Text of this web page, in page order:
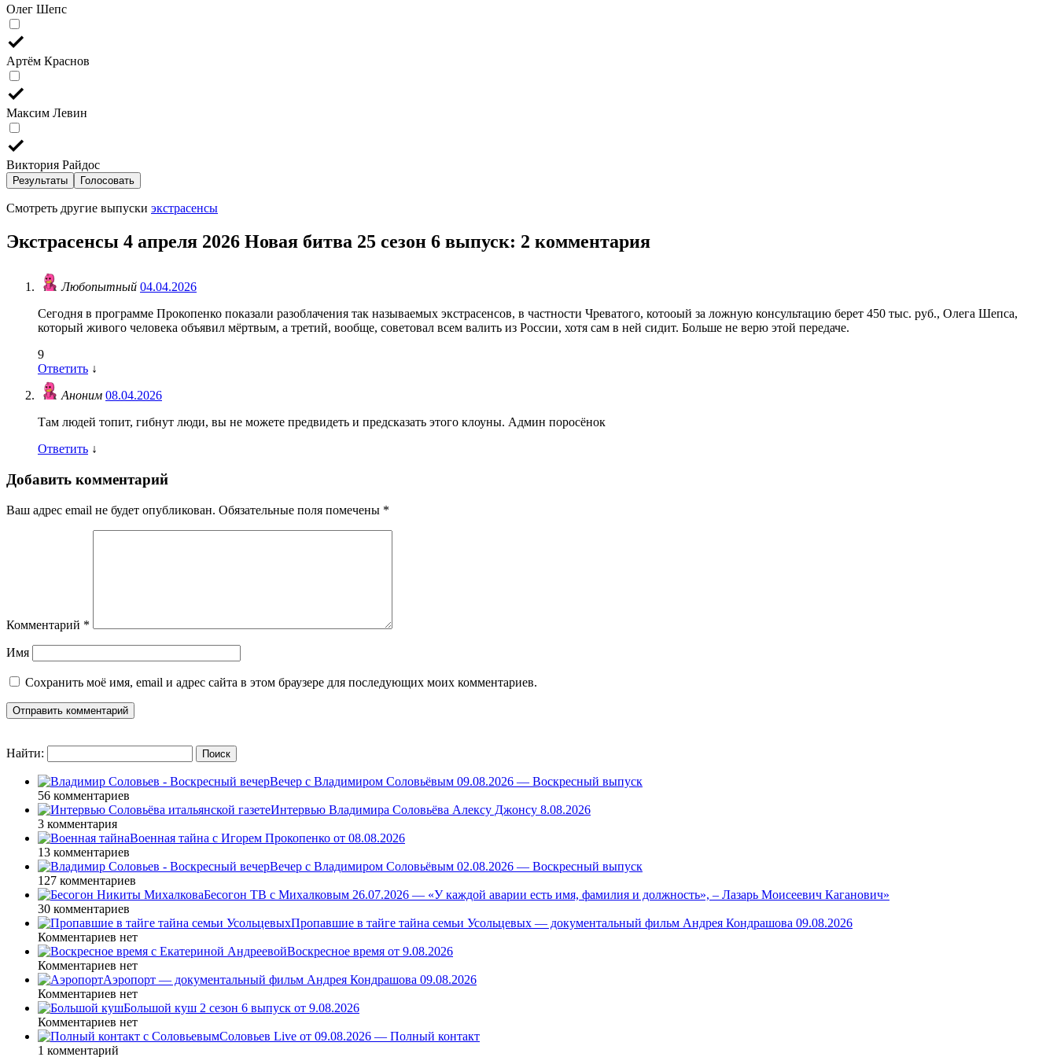
Олег Шепс
Артём Краснов
Максим Левин
Виктория Райдос
Результаты Голосовать
Смотреть другие выпуски экстрасенсы
Экстрасенсы 4 апреля 2026 Новая битва 25 сезон 6 выпуск: 2 комментария
Любопытный 04.04.2026
Сегодня в программе Прокопенко показали разоблачения так называемых экстрасенсов, в частности Чреватого, котооый за ложную консультацию берет 450 тыс. руб., Олега Шепса,
который живого человека объявил мёртвым, а третий, вообще, советовал всем валить из России, хотя сам в ней сидит. Больше не верю этой передаче.
9
Ответить ↓
Аноним 08.04.2026
Там людей топит, гибнут люди, вы не можете предвидеть и предсказать этого клоуны. Админ поросёнок
Ответить ↓
Добавить комментарий
Ваш адрес email не будет опубликован. Обязательные поля помечены *
Комментарий *
Имя
Сохранить моё имя, email и адрес сайта в этом браузере для последующих моих комментариев.
Найти:
Вечер с Владимиром Соловьёвым 09.08.2026 — Воскресный выпуск
56 комментариев
Интервью Владимира Соловьёва Алексу Джонсу 8.08.2026
3 комментария
Военная тайна с Игорем Прокопенко от 08.08.2026
13 комментариев
Вечер с Владимиром Соловьёвым 02.08.2026 — Воскресный выпуск
127 комментариев
Бесогон ТВ с Михалковым 26.07.2026 — «У каждой аварии есть имя, фамилия и должность», – Лазарь Моисеевич Каганович»
30 комментариев
Пропавшие в тайге тайна семьи Усольцевых — документальный фильм Андрея Кондрашова 09.08.2026
Комментариев нет
Воскресное время от 9.08.2026
Комментариев нет
Аэропорт — документальный фильм Андрея Кондрашова 09.08.2026
Комментариев нет
Большой куш 2 сезон 6 выпуск от 9.08.2026
Комментариев нет
Соловьев Live от 09.08.2026 — Полный контакт
1 комментарий